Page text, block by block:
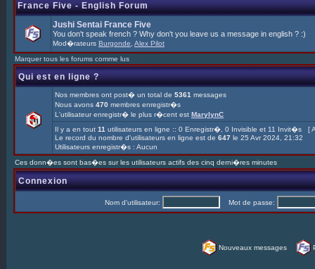
France Five - English Forum
Jushi Sentai France Five
You don't speak french ? Why don't you leave us a message in english ? :)
Mod�rateurs Burgonde Alex Pilot
Marquer tous les forums comme lus
Qui est en ligne ?
Nos membres ont post� un total de 5361 messages
Nous avons 470 membres enregistr�s
L'utilisateur enregistr� le plus r�cent est MarylynC
Il y a en tout 11 utilisateurs en ligne :: 0 Enregistr�, 0 Invisible et 11 Invit�s [
Le record du nombre d'utilisateurs en ligne est de 647 le 25 Avr 2024, 21:32
Utilisateurs enregistr�s : Aucun
Ces donn�es sont bas�es sur les utilisateurs actifs des cinq derni�res minutes
Connexion
Nom d'utilisateur: Mot de passe:
Nouveaux messages